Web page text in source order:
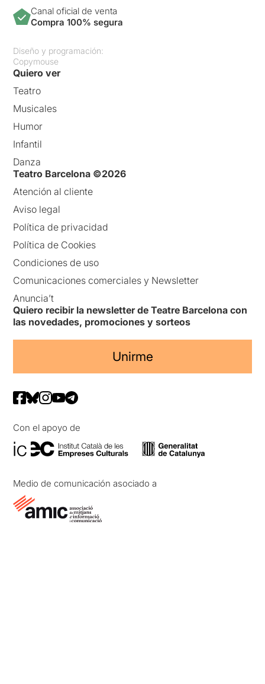
Canal oficial de venta
Compra 100% segura
Diseño y programación:
Copymouse
Quiero ver
Teatro
Musicales
Humor
Infantil
Danza
Teatro Barcelona ©2026
Atención al cliente
Aviso legal
Política de privacidad
Política de Cookies
Condiciones de uso
Comunicaciones comerciales y Newsletter
Anuncia’t
Quiero recibir la newsletter de Teatre Barcelona con
las novedades, promociones y sorteos
Unirme
Con el apoyo de
Medio de comunicación asociado a